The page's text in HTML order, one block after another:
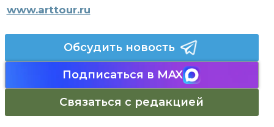
www.arttour.ru
Обсудить новость
Подписаться в MAX
Связаться с редакцией